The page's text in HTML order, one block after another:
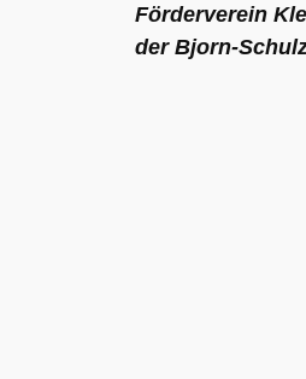
Förderverein
der Bjorn-